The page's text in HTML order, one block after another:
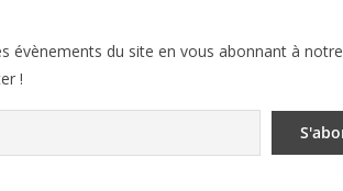
évènements du site en vous abonnant à notre
!